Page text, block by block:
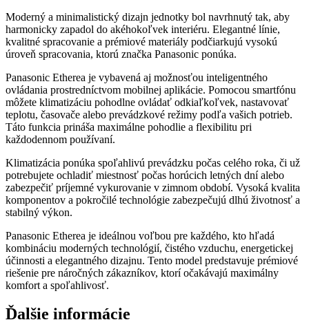
Moderný a minimalistický dizajn jednotky bol navrhnutý tak, aby
harmonicky zapadol do akéhokoľvek interiéru. Elegantné línie,
kvalitné spracovanie a prémiové materiály podčiarkujú vysokú
úroveň spracovania, ktorú značka Panasonic ponúka.
Panasonic Etherea je vybavená aj možnosťou inteligentného
ovládania prostredníctvom mobilnej aplikácie. Pomocou smartfónu
môžete klimatizáciu pohodlne ovládať odkiaľkoľvek, nastavovať
teplotu, časovače alebo prevádzkové režimy podľa vašich potrieb.
Táto funkcia prináša maximálne pohodlie a flexibilitu pri
každodennom používaní.
Klimatizácia ponúka spoľahlivú prevádzku počas celého roka, či už
potrebujete ochladiť miestnosť počas horúcich letných dní alebo
zabezpečiť príjemné vykurovanie v zimnom období. Vysoká kvalita
komponentov a pokročilé technológie zabezpečujú dlhú životnosť a
stabilný výkon.
Panasonic Etherea je ideálnou voľbou pre každého, kto hľadá
kombináciu moderných technológií, čistého vzduchu, energetickej
účinnosti a elegantného dizajnu. Tento model predstavuje prémiové
riešenie pre náročných zákazníkov, ktorí očakávajú maximálny
komfort a spoľahlivosť.
Ďalšie informácie